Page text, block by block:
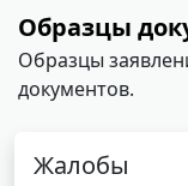
Образцы
Образцы
документов.
Жалобы